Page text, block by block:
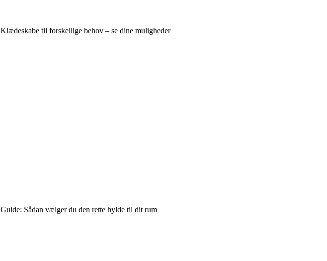
Klædeskabe til forskellige behov – se dine muligheder
Guide: Sådan vælger du den rette hylde til dit rum